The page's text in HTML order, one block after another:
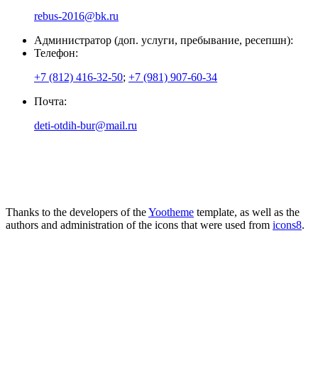
rebus-2016@bk.ru
Администратор (доп. услуги, пребывание, ресепшн):
Телефон:
+7 (812) 416-32-50; +7 (981) 907-60-34
Почта:
deti-otdih-bur@mail.ru
Thanks to the developers of theYootheme template, as well as the
authors and administration of the icons that were used from icons8.